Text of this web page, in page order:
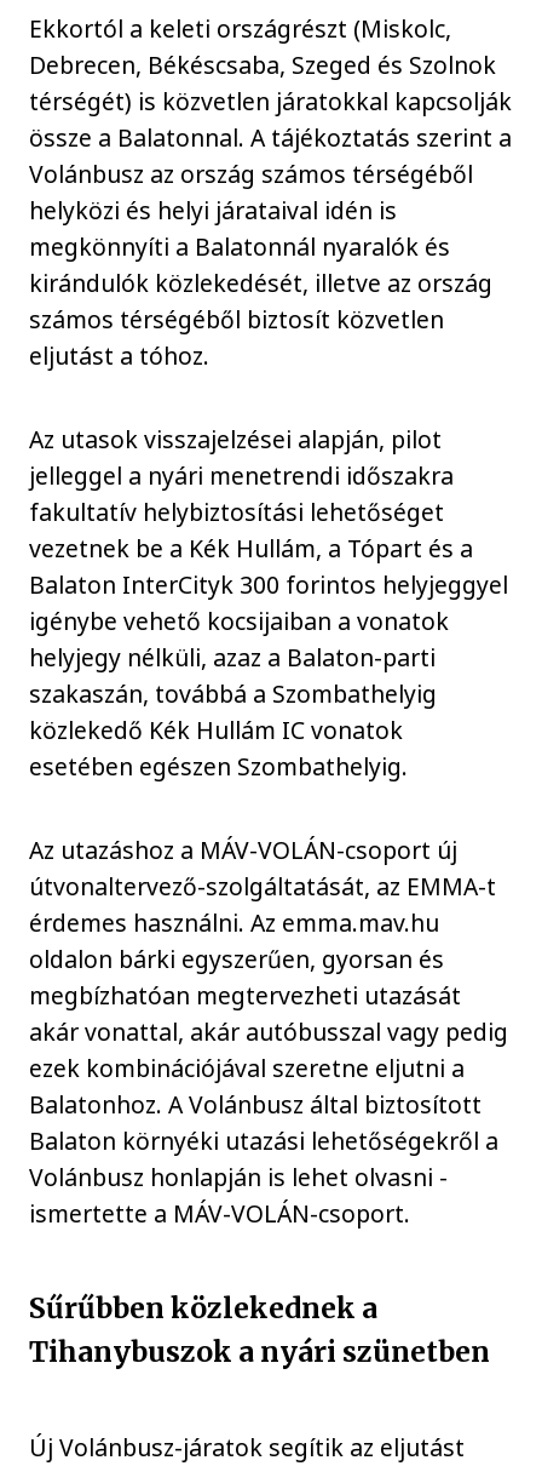
Ekkortól a keleti országrészt (Miskolc,
Debrecen, Békéscsaba, Szeged és Szolnok
térségét) is közvetlen járatokkal kapcsolják
össze a Balatonnal. A tájékoztatás szerint a
Volánbusz az ország számos térségéből
helyközi és helyi járataival idén is
megkönnyíti a Balatonnál nyaralók és
kirándulók közlekedését, illetve az ország
számos térségéből biztosít közvetlen
eljutást a tóhoz.
Az utasok visszajelzései alapján, pilot
jelleggel a nyári menetrendi időszakra
fakultatív helybiztosítási lehetőséget
vezetnek be a Kék Hullám, a Tópart és a
Balaton InterCityk 300 forintos helyjeggyel
igénybe vehető kocsijaiban a vonatok
helyjegy nélküli, azaz a Balaton-parti
szakaszán, továbbá a Szombathelyig
közlekedő Kék Hullám IC vonatok
esetében egészen Szombathelyig.
Az utazáshoz a MÁV-VOLÁN-csoport új
útvonaltervező-szolgáltatását, az EMMA-t
érdemes használni. Az emma.mav.hu
oldalon bárki egyszerűen, gyorsan és
megbízhatóan megtervezheti utazását
akár vonattal, akár autóbusszal vagy pedig
ezek kombinációjával szeretne eljutni a
Balatonhoz. A Volánbusz által biztosított
Balaton környéki utazási lehetőségekről a
Volánbusz honlapján is lehet olvasni -
ismertette a MÁV-VOLÁN-csoport.
Sűrűbben közlekednek a
Tihanybuszok a nyári szünetben
Új Volánbusz-járatok segítik az eljutást